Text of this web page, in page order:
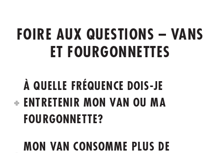
FOIRE AUX QUESTIONS – VANS
ET FOURGONNETTES
À QUELLE FRÉQUENCE DOIS-JE
ENTRETENIR MON VAN OU MA
FOURGONNETTE?
MON VAN CONSOMME PLUS DE